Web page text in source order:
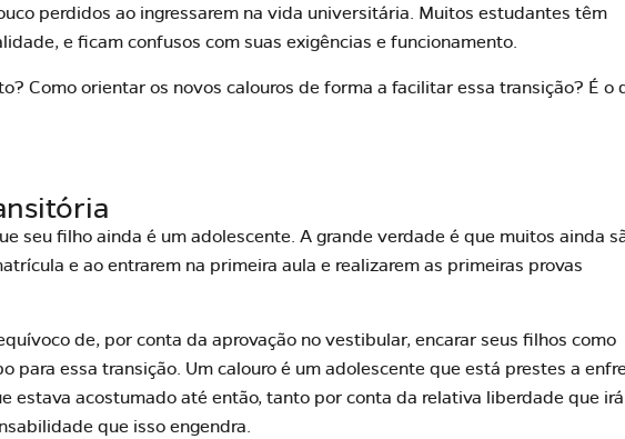
perdidos ao ingressarem na vida universitária. Muitos estudantes têm
e ficam confusos com suas exigências e funcionamento.
Como orientar os novos calouros de forma a facilitar essa transição? É o
seu filho ainda é um adolescente . A grande verdade é que muitos ainda
e ao entrarem na primeira aula e realizarem as primeiras provas
de, por conta da aprovação no vestibular, encarar seus filhos como
para essa transição. Um calouro é um adolescente que está prestes a
estava acostumado até então, tanto por conta da relativa liberdade que irá
que isso engendra.